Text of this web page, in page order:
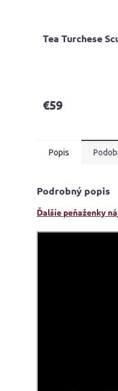
Tea Turchese
je
hviezdičiek.
€59
Popis
Podrobný popis
Ďalšie peňaženky